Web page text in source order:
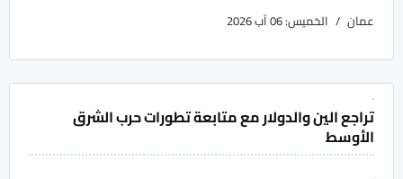
عمان الخميس: 06 آب 2026
تراجع الين والدولار مع متابعة تطورات حرب الشرق
الأوسط